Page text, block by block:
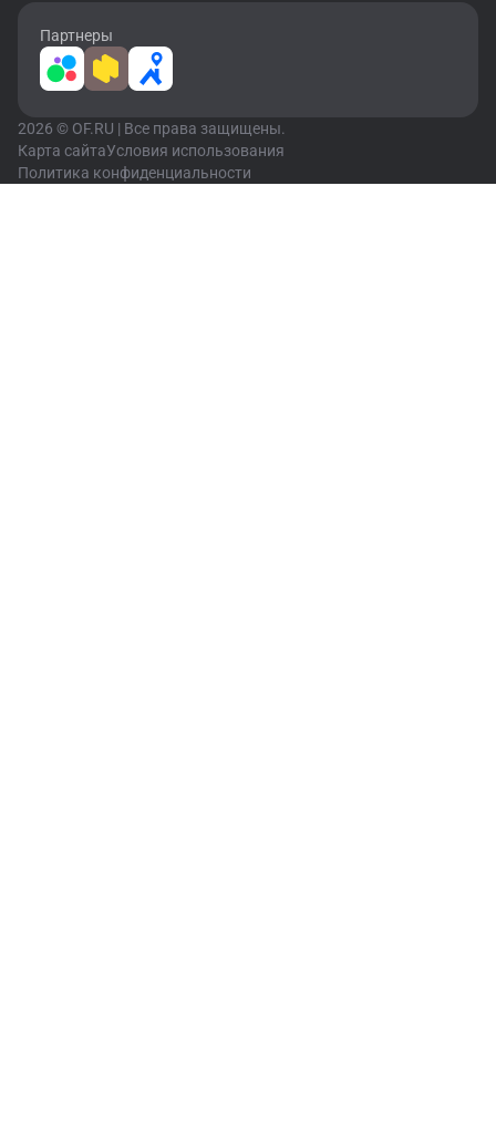
Партнеры
2026 © OF.RU | Все права защищены.
Карта сайтаУсловия использования
Политика конфиденциальности